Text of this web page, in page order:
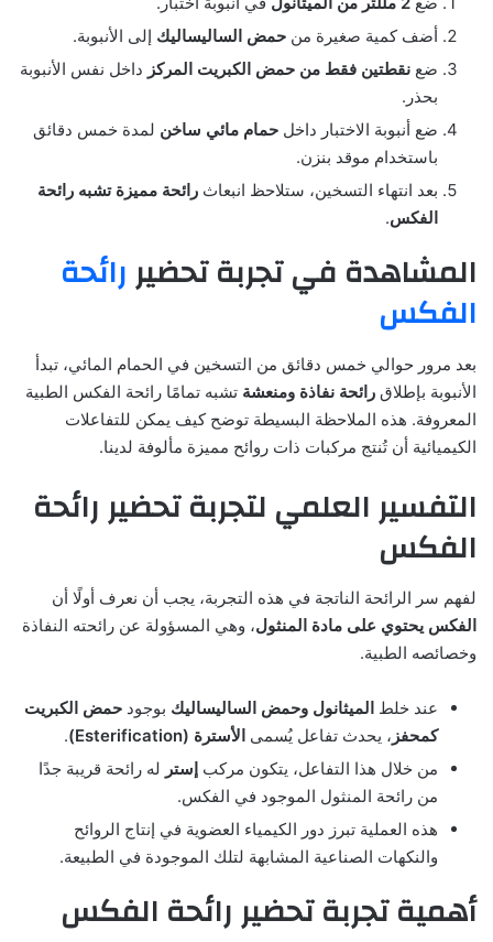
أضف كمية صغيرة من حمض الساليساليك إلى الأنبوبة.
ضع نقطتين فقط من حمض الكبريت المركز داخل نفس الأنبوبة
بحذر.
ضع أنبوبة الاختبار داخل حمام مائي ساخن لمدة خمس دقائق
باستخدام موقد بنزن.
بعد انتهاء التسخين، ستلاحظ انبعاث رائحة مميزة تشبه رائحة
الفكس.
المشاهدة في تجربة تحضيررائحة
الفكس
بعد مرور حوالي خمس دقائق من التسخين في الحمام المائي، تبدأ
الأنبوبة بإطلاق رائحة نفاذة ومنعشة تشبه تمامًا رائحة الفكس الطبية
المعروفة. هذه الملاحظة البسيطة توضح كيف يمكن للتفاعلات
الكيميائية أن تُنتج مركبات ذات روائح مميزة مألوفة لدينا.
التفسير العلمي لتجربة تحضير رائحة
الفكس
لفهم سر الرائحة الناتجة في هذه التجربة، يجب أن نعرف أولًا أن
الفكس يحتوي على مادة المنثول، وهي المسؤولة عن رائحته النفاذة
وخصائصه الطبية.
عند خلط الميثانول وحمض الساليساليك بوجود حمض الكبريت
كمحفز ، يحدث تفاعل يُسمى الأسترة (Esterification)
.
من خلال هذا التفاعل، يتكون مركب إستر له رائحة قريبة جدًا
من رائحة المنثول الموجود في الفكس.
هذه العملية تبرز دور الكيمياء العضوية في إنتاج الروائح
والنكهات الصناعية المشابهة لتلك الموجودة في الطبيعة.
أهمية تجربة تحضير رائحة الفكس